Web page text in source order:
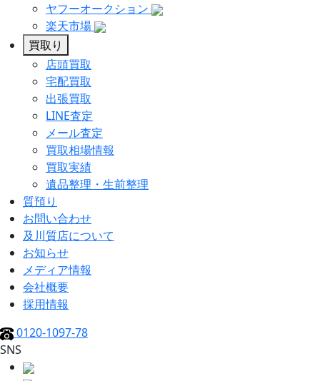
ヤフーオークション
楽天市場
買取り
店頭買取
宅配買取
出張買取
LINE査定
メール査定
買取相場情報
買取実績
遺品整理・生前整理
質預り
お問い合わせ
及川質店について
お知らせ
メディア情報
会社概要
採用情報
0120-1097-78
SNS